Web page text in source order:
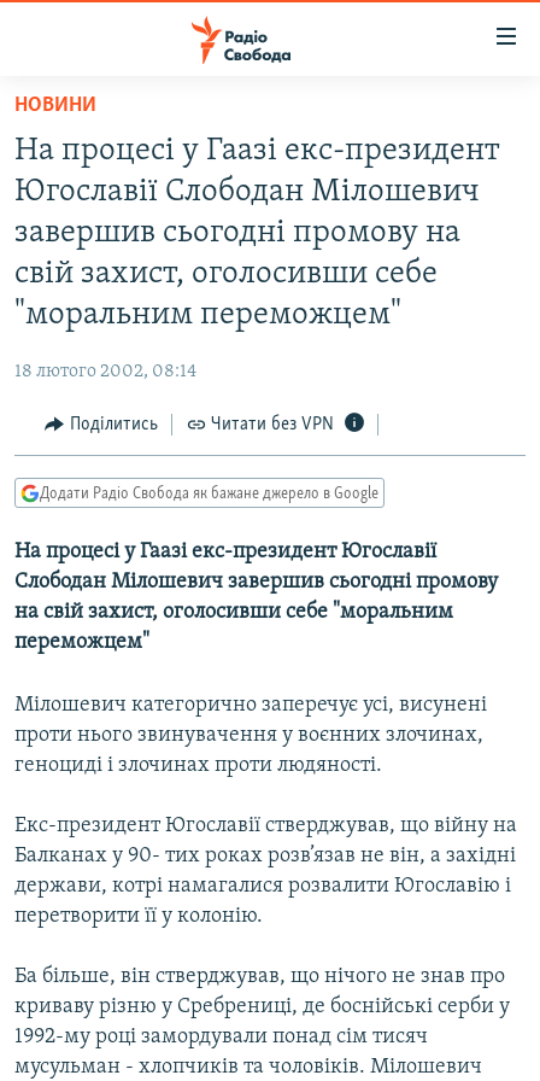
Перейти
основного
матеріалу
до
основної
навігації
Перейти
до
ВСЕ ЗА ДОБУ
ПОЛІТИКА
СПОРТ
УКРАЇНА
ВІЙНА
РОСІЙСЬКА «ФІЛЬТРАЦІЯ»
ТИ ЯК?
СХЕМИ
МУЛЬТИМЕДІА
ФОТО
СПЕЦПРОЄКТИ
ПОДКАСТИ
КРИМ РЕАЛІЇ
УКР
КТАТ
НОВИНИ
На процесі у Гаазі екс-президент
Югославії Слободан Мілошевич
завершив сьогодні промову на
свій захист, оголосивши себе
"моральним переможцем"
18 лютого 2002, 08:14
Поділитись Читати без VPN
Додати Радіо Свобода як бажане джерело в Google
На процесі у Гаазі екс-президент Югославії
Слободан Мілошевич завершив сьогодні промову
на свій захист, оголосивши себе "моральним
переможцем"
Мілошевич категорично заперечує усі, висунені
проти нього звинувачення у воєнних злочинах,
геноциді і злочинах проти людяності.
Екс-президент Югославії стверджував, що війну на
Балканах у 90- тих роках розв’язав не він, а західні
держави, котрі намагалися розвалити Югославію і
перетворити її у колонію.
Ба більше, він стверджував, що нічого не знав про
криваву різню у Сребрениці, де боснійські серби у
1992-му році замордували понад сім тисяч
мусульман - хлопчиків та чоловіків. Мілошевич